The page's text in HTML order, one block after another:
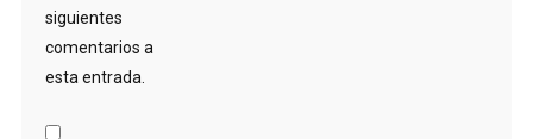
siguientes
comentarios a
esta entrada.